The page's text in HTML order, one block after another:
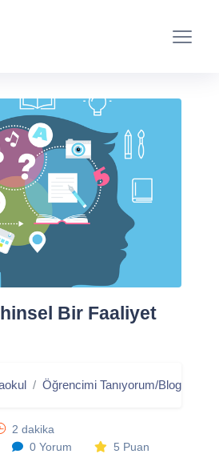
Bir Faaliyet
Öğrencimi Tanıyorum/Blog
2 dakika
0 Yorum 5 Puan